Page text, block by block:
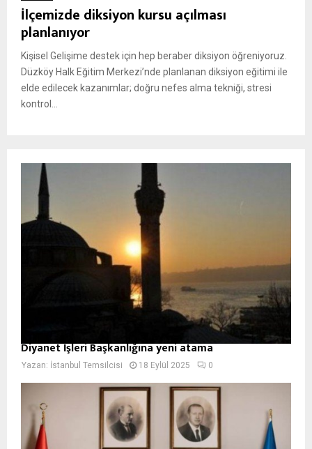
İlçemizde diksiyon kursu açılması
planlanıyor
Kişisel Gelişime destek için hep beraber diksiyon öğreniyoruz.
Düzköy Halk Eğitim Merkezi’nde planlanan diksiyon eğitimi ile
elde edilecek kazanımlar; doğru nefes alma tekniği, stresi
kontrol...
Diyanet İşleri Başkanlığına yeni atama
Yazan: İstanbul Temsilcisi 18 Eylül 2025 0